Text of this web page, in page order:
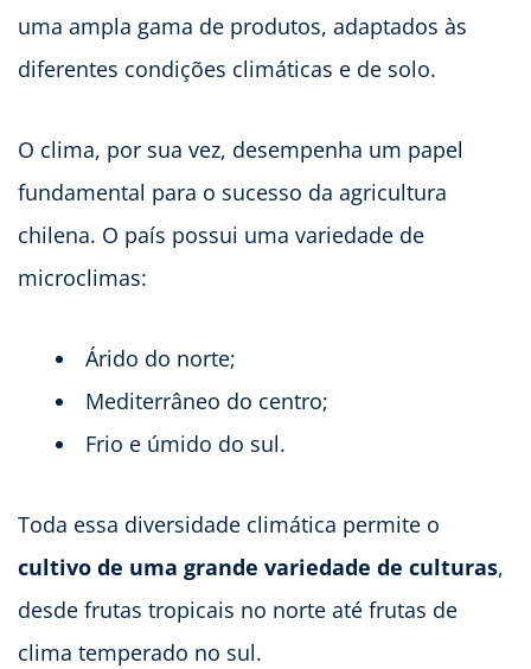
uma ampla gama de produtos, adaptados às
diferentes condições climáticas e de solo.
O clima, por sua vez, desempenha um papel
fundamental para o sucesso da agricultura
chilena. O país possui uma variedade de
microclimas:
Árido do norte;
Mediterrâneo do centro;
Frio e úmido do sul.
Toda essa diversidade climática permite o
cultivo de uma grande variedade de culturas,
desde frutas tropicais no norte até frutas de
clima temperado no sul.